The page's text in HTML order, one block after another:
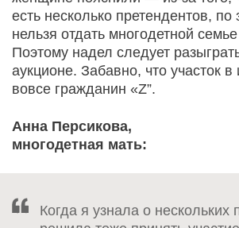
есть несколько претендентов, по
нельзя отдать многодетной
Поэтому надел следует
аукционе. Забавно, что участок в
вовсе гражданин «Z”.
Анна Персикова,
многодетная мать:
Когда я узнала о нескольких